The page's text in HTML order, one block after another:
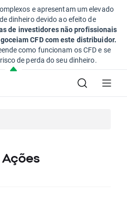
e apresentam um elevado
dinheiro devido ao efeito de
de investidores não profissionais
CFD com este distribuidor.
como funcionam os CFD e se
de perda do seu dinheiro.
Ações